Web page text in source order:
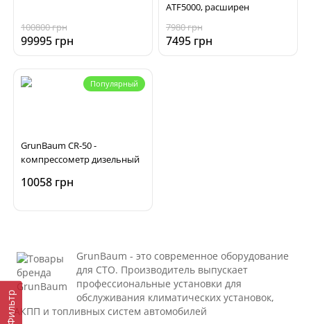
Фильтр
100800 грн
99995 грн
ATF5000, расширен
7980 грн
7495 грн
Популярный
GrunBaum CR-50 -
компрессометр дизельный
10058 грн
GrunBaum - это современное оборудование
для СТО. Производитель выпускает
профессиональные установки для
обслуживания климатических установок,
АКПП и топливных систем автомобилей